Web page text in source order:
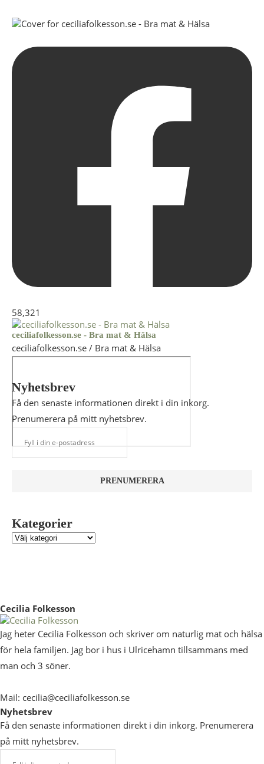
58,321
ceciliafolkesson.se - Bra mat & Hälsa
ceciliafolkesson.se / Bra mat & Hälsa
Nyhetsbrev
Få den senaste informationen direkt i din inkorg.
Prenumerera på mitt nyhetsbrev.
Kategorier
Cecilia Folkesson
Jag heter Cecilia Folkesson och skriver om naturlig mat och hälsa
för hela familjen. Jag bor i hus i Ulricehamn tillsammans med
man och 3 söner.
Mail: cecilia@ceciliafolkesson.se
Nyhetsbrev
Få den senaste informationen direkt i din inkorg. Prenumerera
på mitt nyhetsbrev.